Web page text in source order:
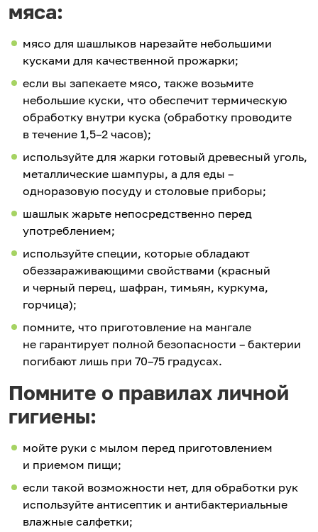
мяса:
мясо для шашлыков нарезайте небольшими
кусками для качественной прожарки;
если вы запекаете мясо, также возьмите
небольшие куски, что обеспечит термическую
обработку внутри куска (обработку проводите
в течение 1,5–2 часов);
используйте для жарки готовый древесный уголь,
металлические шампуры, а для еды –
одноразовую посуду и столовые приборы;
шашлык жарьте непосредственно перед
употреблением;
используйте специи, которые обладают
обеззараживающими свойствами (красный
и черный перец, шафран, тимьян, куркума,
горчица);
помните, что приготовление на мангале
не гарантирует полной безопасности – бактерии
погибают лишь при 70–75 градусах.
Помните о правилах личной
гигиены:
мойте руки с мылом перед приготовлением
и приемом пищи;
если такой возможности нет, для обработки рук
используйте антисептик и антибактериальные
влажные салфетки;